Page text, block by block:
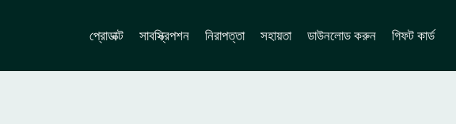
প্রোডাক্ট সাবস্ক্রিপশন নিরাপত্তা সহায়তা ডাউনলোড করুন গিফট কার্ড